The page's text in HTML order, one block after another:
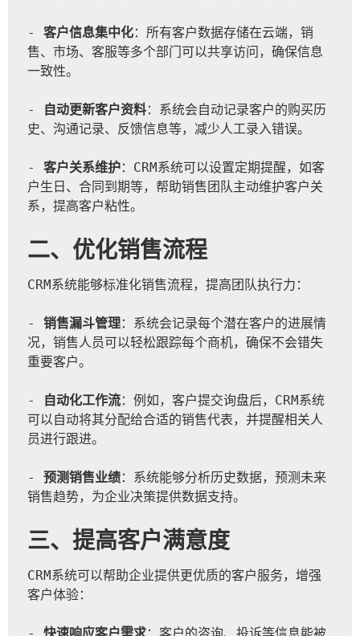
- 客户信息集中化：所有客户数据存储在云端，销
售、市场、客服等多个部门可以共享访问，确保信息
一致性。
- 自动更新客户资料：系统会自动记录客户的购买历
史、沟通记录、反馈信息等，减少人工录入错误。
- 客户关系维护：CRM系统可以设置定期提醒，如客
户生日、合同到期等，帮助销售团队主动维护客户关
系，提高客户粘性。
二、优化销售流程
CRM系统能够标准化销售流程，提高团队执行力：
- 销售漏斗管理：系统会记录每个潜在客户的进展情
况，销售人员可以轻松跟踪每个商机，确保不会错失
重要客户。
- 自动化工作流：例如，客户提交询盘后，CRM系统
可以自动将其分配给合适的销售代表，并提醒相关人
员进行跟进。
- 预测销售业绩：系统能够分析历史数据，预测未来
销售趋势，为企业决策提供数据支持。
三、提高客户满意度
CRM系统可以帮助企业提供更优质的客户服务，增强
客户体验：